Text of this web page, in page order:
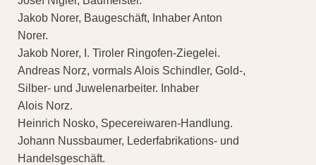
Jakob Norer, Baugeschäft, Inhaber Anton
Norer.
Jakob Norer, I. Tiroler Ringofen-Ziegelei.
Andreas Norz, vormals Alois Schindler, Gold-,
Silber- und Juwelenarbeiter. Inhaber
Alois Norz.
Heinrich Nosko, Specereiwaren-Handlung.
Johann Nussbaumer, Lederfabrikations- und
Handelsgeschäft.